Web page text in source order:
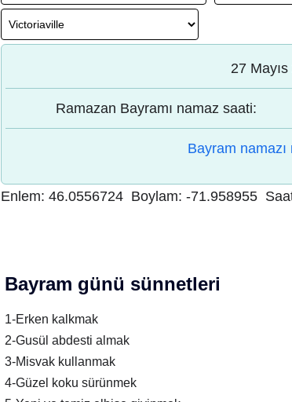
27
Ramazan Bayramı namaz saati:
Bayram namazı
Enlem: 46.0556724 Boylam: -71.958955
Bayram günü sünnetleri
1-Erken kalkmak
2-Gusül abdesti almak
3-Misvak kullanmak
4-Güzel koku sürünmek